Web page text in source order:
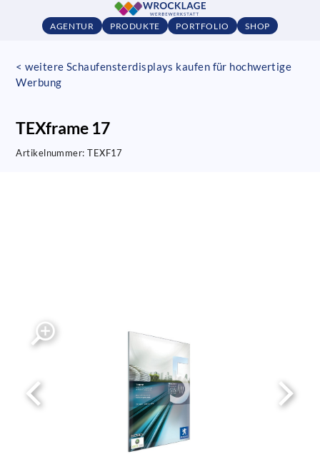
AGENTUR PRODUKTE PORTFOLIO SHOP
< weitere Schaufensterdisplays kaufen für hochwertige
Werbung
TEXframe 17
Artikelnummer:TEXF17